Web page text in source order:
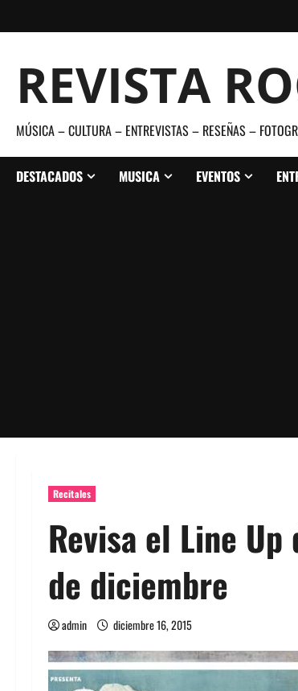
al
REVISTA
MÚSICA – CULTURA – ENTREVISTAS – RESEÑAS –
DESTACADOS MUSICA EVENTOS
Recitales
Revisa el Line
de diciembre
admin diciembre 16, 2015